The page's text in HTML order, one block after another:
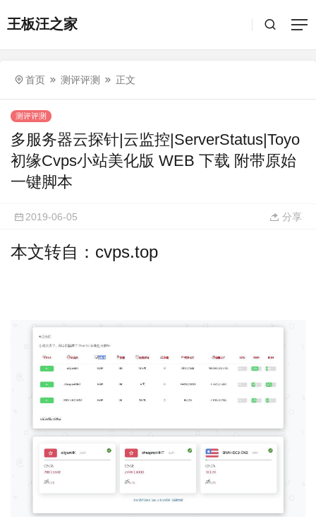
王板汪之家
首页 测评评测 正文
测评评测
多服务器云探针|云监控|ServerStatus|Toyo
初缘Cvps小站美化版 WEB 下载 附带原始
一键脚本
2019-06-05 分享
本文转自：cvps.top